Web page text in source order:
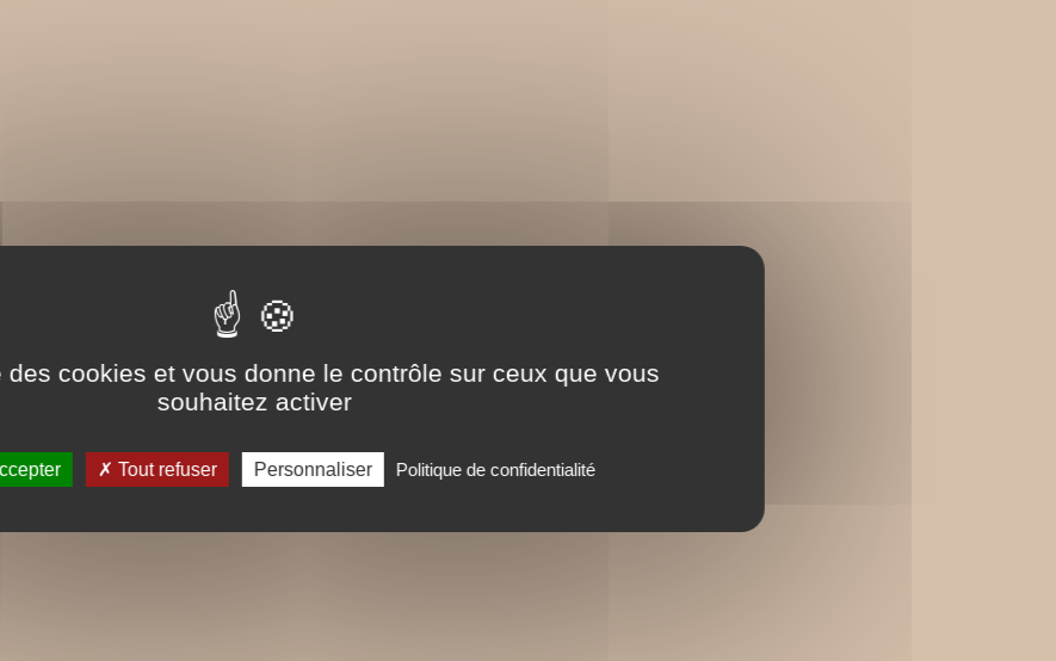
des cookies et vous donne le contrôle sur ceux que vous
souhaitez activer
Tout refuser Personnaliser Politique de confidentialité